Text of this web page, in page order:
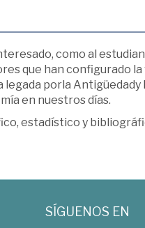
como al
que han configurado la
legada porla Antigüedady
en nuestros días.
estadístico y
SÍGUENOS EN